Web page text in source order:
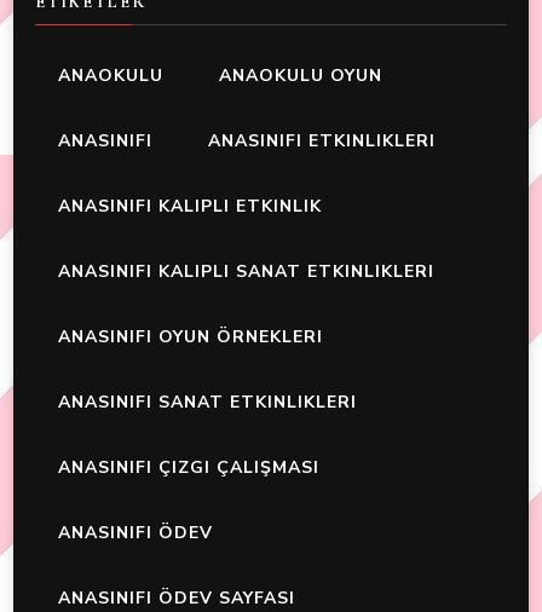
ANAOKULU ANAOKULU OYUN
ANASINIFI ANASINIFI ETKINLIKLERI
ANASINIFI KALIPLI ETKINLIK
ANASINIFI KALIPLI SANAT ETKINLIKLERI
ANASINIFI OYUN ÖRNEKLERI
ANASINIFI SANAT ETKINLIKLERI
ANASINIFI ÇIZGI ÇALIŞMASI
ANASINIFI ÖDEV
ANASINIFI ÖDEV SAYFASI